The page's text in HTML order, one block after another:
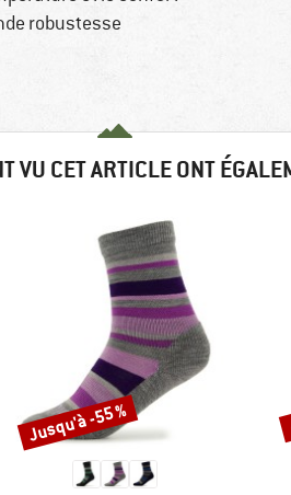
robustesse
VU CET ARTICLE ONT
Remise
Jusqu'à -55 %